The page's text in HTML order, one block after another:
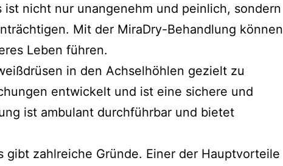
nicht nur unangenehm und peinlich, sondern
Mit der MiraDry-Behandlung können
Leben führen.
in den Achselhöhlen gezielt zu
entwickelt und ist eine sichere und
ist ambulant durchführbar und bietet
gibt zahlreiche Gründe. Einer der Hauptvorteile